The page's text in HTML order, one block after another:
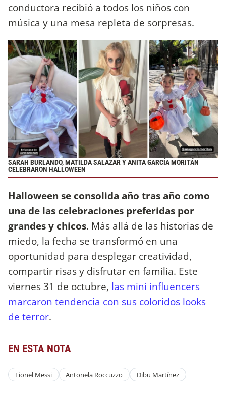
conductora recibió a todos los niños con
música y una mesa repleta de sorpresas.
SARAH BURLANDO, MATILDA SALAZAR Y ANITA GARCÍA MORITÁN
CELEBRARON HALLOWEEN
Halloween se consolida año tras año como
una de las celebraciones preferidas por
grandes y chicos. Más allá de las historias de
miedo, la fecha se transformó en una
oportunidad para desplegar creatividad,
compartir risas y disfrutar en familia. Este
viernes 31 de octubre, las mini influencers
marcaron tendencia con sus coloridos looks
de terror.
EN ESTA NOTA
Lionel Messi Antonela Roccuzzo Dibu Martínez